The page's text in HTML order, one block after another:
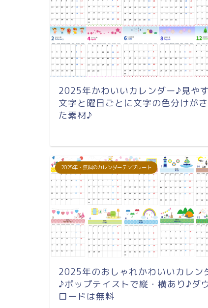
2025年かわいいカレンダー♪見や
文字と曜日ごとに文字の色分けが
た素材♪
2025年・無料のカレンダーテンプレート
2025年のおしゃれかわいいカレン
♪ポップテイストで縦・横あり♪ダ
ロードは無料